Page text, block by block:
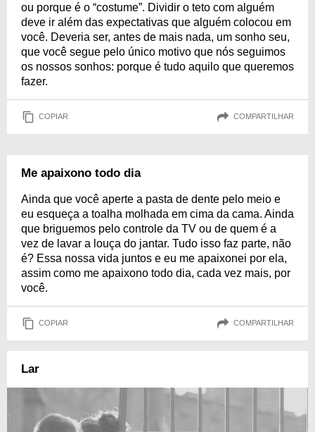
ou porque é o “costume”. Dividir o teto com alguém
deve ir além das expectativas que alguém colocou em
você. Deveria ser, antes de mais nada, um sonho seu,
que você segue pelo único motivo que nós seguimos
os nossos sonhos: porque é tudo aquilo que queremos
fazer.
COPIAR COMPARTILHAR
Me apaixono todo dia
Ainda que você aperte a pasta de dente pelo meio e
eu esqueça a toalha molhada em cima da cama. Ainda
que briguemos pelo controle da TV ou de quem é a
vez de lavar a louça do jantar. Tudo isso faz parte, não
é? Essa nossa vida juntos e eu me apaixonei por ela,
assim como me apaixono todo dia, cada vez mais, por
você.
COPIAR COMPARTILHAR
Lar